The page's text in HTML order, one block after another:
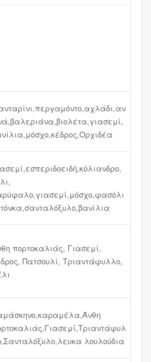
πορτοκαλιάς, Γιασεμί,
Πατσουλί, Τριαντάφυλλο,
λουλούδια